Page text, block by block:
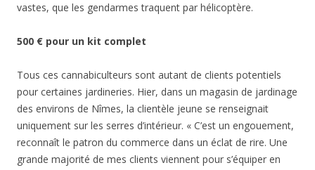
vastes, que les gendarmes traquent par hélicoptère.
500 € pour un kit complet
Tous ces cannabiculteurs sont autant de clients potentiels
pour certaines jardineries. Hier, dans un magasin de jardinage
des environs de Nîmes, la clientèle jeune se renseignait
uniquement sur les serres d’intérieur. « C’est un engouement,
reconnaît le patron du commerce dans un éclat de rire. Une
grande majorité de mes clients viennent pour s’équiper en